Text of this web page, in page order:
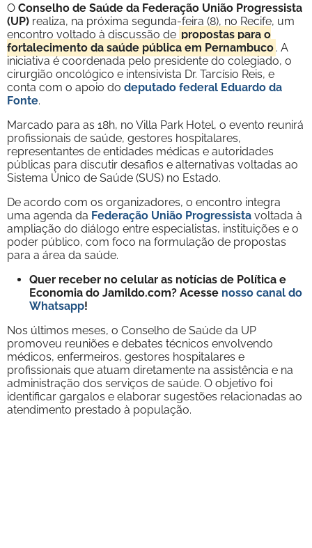
O Conselho de Saúde da Federação União Progressista
(UP) realiza, na próxima segunda-feira (8), no Recife, um
encontro voltado à discussão de propostas para o
fortalecimento da saúde pública em Pernambuco . A
iniciativa é coordenada pelo presidente do colegiado, o
cirurgião oncológico e intensivista Dr. Tarcísio Reis, e
conta com o apoio do deputado federal Eduardo da
Fonte.
Marcado para as 18h, no Villa Park Hotel, o evento reunirá
profissionais de saúde, gestores hospitalares,
representantes de entidades médicas e autoridades
públicas para discutir desafios e alternativas voltadas ao
Sistema Único de Saúde (SUS) no Estado.
De acordo com os organizadores, o encontro integra
uma agenda da Federação União Progressista voltada à
ampliação do diálogo entre especialistas, instituições e o
poder público, com foco na formulação de propostas
para a área da saúde.
Quer receber no celular as notícias de Política e
Economia do Jamildo.com? Acesse nosso canal do
Whatsapp!
Nos últimos meses, o Conselho de Saúde da UP
promoveu reuniões e debates técnicos envolvendo
médicos, enfermeiros, gestores hospitalares e
profissionais que atuam diretamente na assistência e na
administração dos serviços de saúde. O objetivo foi
identificar gargalos e elaborar sugestões relacionadas ao
atendimento prestado à população.